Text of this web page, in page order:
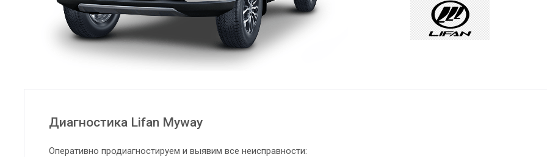
Диагностика Lifan Myway
Оперативно продиагностируем и выявим все неисправности: